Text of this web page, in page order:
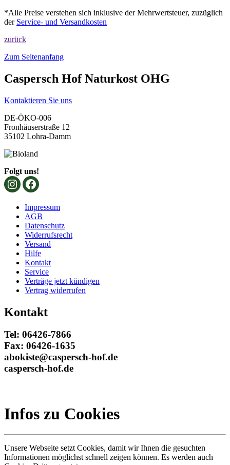
*Alle Preise verstehen sich inklusive der Mehrwertsteuer, zuzüglich
der Service- und Versandkosten
zurück
Zum Seitenanfang
Caspersch Hof Naturkost OHG
Kontaktieren Sie uns
DE-ÖKO-006
Fronhäuserstraße 12
35102 Lohra-Damm
Folgt uns!
Impressum
AGB
Datenschutz
Widerrufsrecht
Versand
Hilfe
Kontakt
Service
Verträge jetzt kündigen
Vertrag widerrufen
Kontakt
Tel: 06426-7866
Fax: 06426-1635
abokiste@caspersch-hof.de
caspersch-hof.de
Infos zu Cookies
Unsere Webseite setzt Cookies, damit wir Ihnen die gesuchten
Informationen möglichst schnell zeigen können. Es werden auch